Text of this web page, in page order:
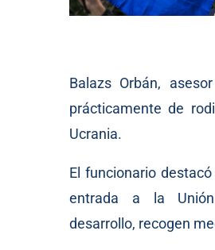
Balazs Orbán,
prácticamente de
Ucrania.
El funcionario
entrada a la
desarrollo, recogen